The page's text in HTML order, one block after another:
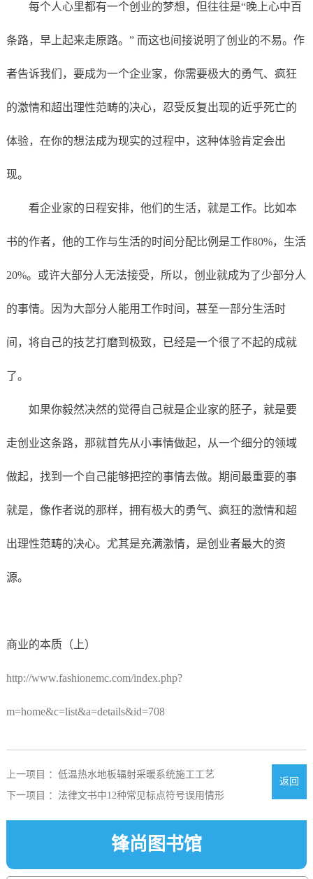
每个人心里都有一个创业的梦想，但往往是“晚上心中百
条路，早上起来走原路。” 而这也间接说明了创业的不易。作
者告诉我们，要成为一个企业家，你需要极大的勇气、疯狂
的激情和超出理性范畴的决心，忍受反复出现的近乎死亡的
体验，在你的想法成为现实的过程中，这种体验肯定会出
现。
看企业家的日程安排，他们的生活，就是工作。比如本
书的作者，他的工作与生活的时间分配比例是工作80%，生活
20%。或许大部分人无法接受，所以，创业就成为了少部分人
的事情。因为大部分人能用工作时间，甚至一部分生活时
间，将自己的技艺打磨到极致，已经是一个很了不起的成就
了。
如果你毅然决然的觉得自己就是企业家的胚子，就是要
走创业这条路，那就首先从小事情做起，从一个细分的领域
做起，找到一个自己能够把控的事情去做。期间最重要的事
就是，像作者说的那样，拥有极大的勇气、疯狂的激情和超
出理性范畴的决心。尤其是充满激情，是创业者最大的资
源。
商业的本质（上）
http://www.fashionemc.com/index.php?
m=home&c=list&a=details&id=708
上一项目 ：低温热水地板辐射采暖系统施工工艺
下一项目 ：法律文书中12种常见标点符号误用情形
返回
锋尚图书馆